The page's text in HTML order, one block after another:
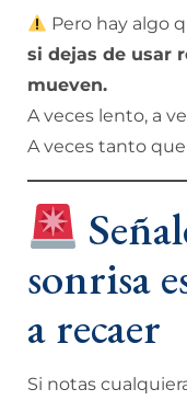
Pero hay algo
si dejas de usar
mueven.
A veces lento, a
A veces tanto
sonrisa
a recaer
Si notas